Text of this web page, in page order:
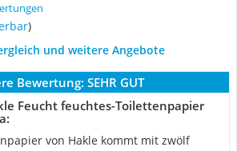
)
und weitere Angebote
Bewertung: SEHR GUT
Feucht feuchtes-Toilettenpapier
von Hakle kommt mit zwölf